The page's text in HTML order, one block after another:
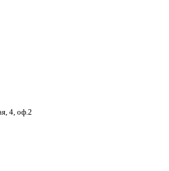
4, оф.2